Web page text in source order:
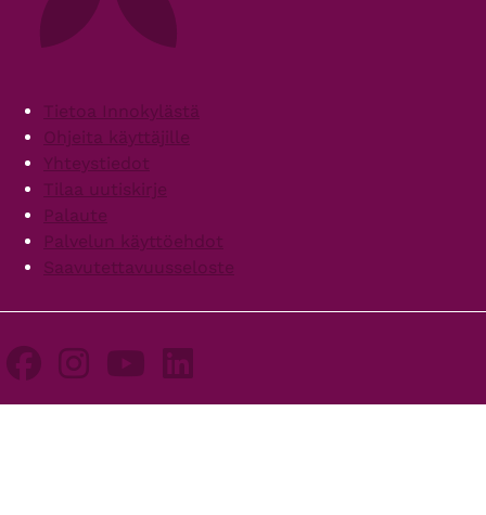
FooterTietoa Innokylästä
Ohjeita käyttäjille
Yhteystiedot
Tilaa uutiskirje
Palaute
Palvelun käyttöehdot
Saavutettavuusseloste